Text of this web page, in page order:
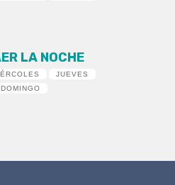
LA NOCHE
JUEVES
DOMINGO